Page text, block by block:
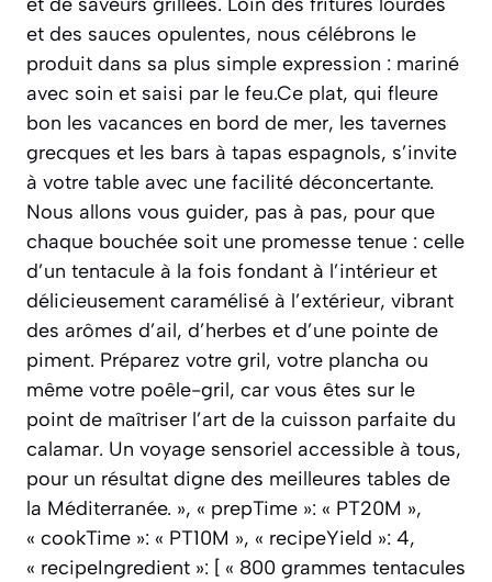
et des sauces opulentes, nous célébrons le
produit dans sa plus simple expression : mariné
avec soin et saisi par le feu.Ce plat, qui fleure
bon les vacances en bord de mer, les tavernes
grecques et les bars à tapas espagnols, s’invite
à votre table avec une facilité déconcertante.
Nous allons vous guider, pas à pas, pour que
chaque bouchée soit une promesse tenue : celle
d’un tentacule à la fois fondant à l’intérieur et
délicieusement caramélisé à l’extérieur, vibrant
des arômes d’ail, d’herbes et d’une pointe de
piment. Préparez votre gril, votre plancha ou
même votre poêle-gril, car vous êtes sur le
point de maîtriser l’art de la cuisson parfaite du
calamar. Un voyage sensoriel accessible à tous,
pour un résultat digne des meilleures tables de
la Méditerranée. », « prepTime »: « PT20M »,
« cookTime »: « PT10M », « recipeYield »: 4,
« recipeIngredient »: [ « 800 grammes tentacules